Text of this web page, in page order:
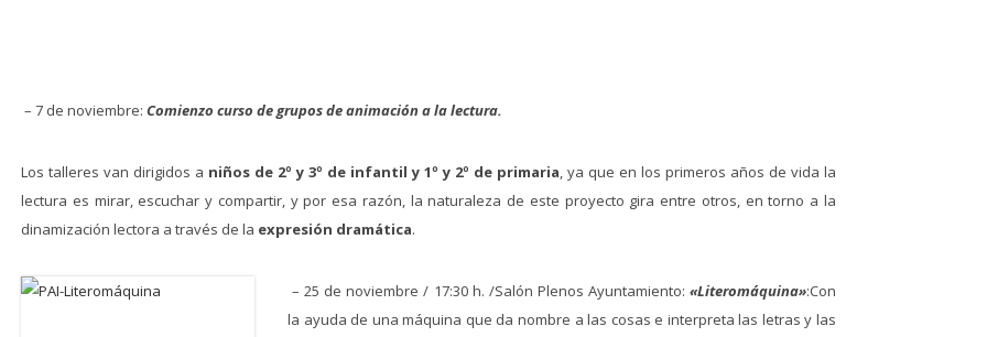
– 7 de noviembre: Comienzo curso de grupos de animación a la lectura.
Los talleres van dirigidos a niños de 2º y 3º de infantil y 1º y 2º de primaria, ya que en los primeros años de vida la
lectura es mirar, escuchar y compartir, y por esa razón, la naturaleza de este proyecto gira entre otros, en torno a la
dinamización lectora a través de la expresión dramática.
– 25 de noviembre / 17:30 h. /Salón Plenos Ayuntamiento: «Literomáquina»:Con
la ayuda de una máquina que da nombre a las cosas e interpreta las letras y las